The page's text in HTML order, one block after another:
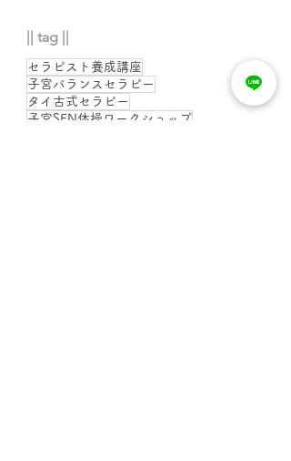
|| tag ||
セラピスト養成講座
子宮バランスセラピー
タイ古式セラピー
子宮SEN体操ワークショップ